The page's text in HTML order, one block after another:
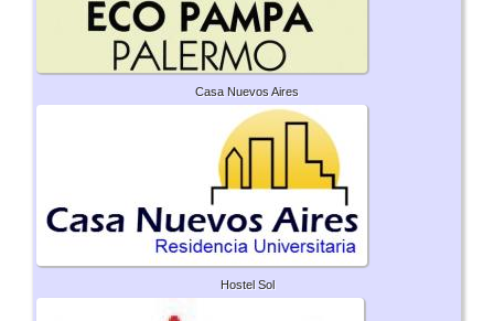
Casa Nuevos Aires
Hostel Sol